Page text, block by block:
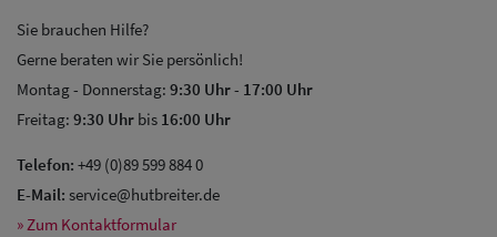
Sale: Caps
Baseball
Caps
Sie brauchen Hilfe?
Gerne beraten wir Sie persönlich!
Montag - Donnerstag: 9:30 Uhr- 17:00 Uhr
Freitag: 9:30 Uhr bis 16:00 Uhr
Telefon: +49 (0)89 599 884 0
E-Mail: service@hutbreiter.de
» Zum Kontaktformular